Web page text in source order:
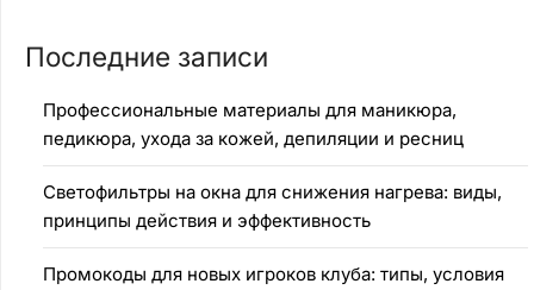
Последние записи
Профессиональные материалы для маникюра,
педикюра, ухода за кожей, депиляции и ресниц
Светофильтры на окна для снижения нагрева: виды,
принципы действия и эффективность
Промокоды для новых игроков клуба: типы, условия